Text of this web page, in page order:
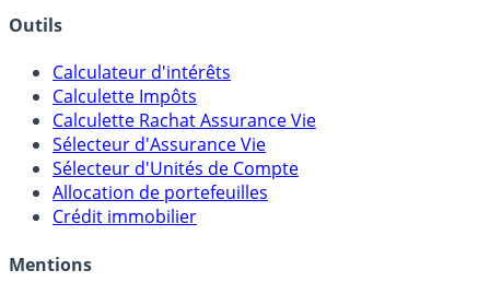
Calculateur d'intérêts
Calculette Impôts
Calculette Rachat Assurance Vie
Sélecteur d'Assurance Vie
Sélecteur d'Unités de Compte
Allocation de portefeuilles